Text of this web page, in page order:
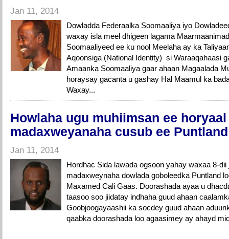
Jan 11, 2014
Dowladda Federaalka Soomaaliya iyo
waxay isla meel dhigeen lagama
Soomaaliyeed ee ku nool Meelaha ay ka
Aqoonsiga (National Identity) si Waraaqahaasi
Amaanka Soomaaliya gaar ahaan Magaalada
horaysay gacanta u gashay Hal Maamul ka
Waxay...
Howlaha ugu muhiimsan ee horyaal
madaxweyanaha cusub ee Puntland
Jan 11, 2014
Hordhac Sida lawada ogsoon yahay waxaa 8-
madaxweynaha dowlada goboleedka Puntland
Maxamed Cali Gaas. Doorashada ayaa u
taasoo soo jiidatay indhaha guud ahaan
Goobjoogayaashii ka socdey guud ahaan
qaabka doorashada loo agaasimey ay ahayd